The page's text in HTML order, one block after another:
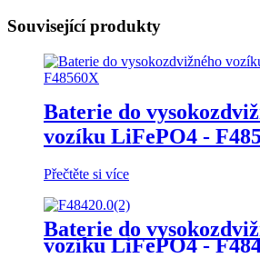
Související produkty
Baterie do
vozíku LiFePO4 -
Přečtěte si více
Baterie do
vozíku LiFePO4 -